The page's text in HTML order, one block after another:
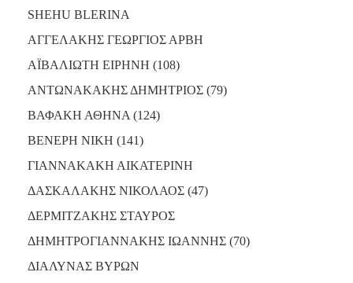
SHEHU BLERINA
ΑΓΓΕΛΑΚΗΣ ΓΕΩΡΓΙΟΣ ΑΡΒΗ
ΑΪΒΑΛΙΩΤΗ ΕΙΡΗΝΗ (108)
ΑΝΤΩΝΑΚΑΚΗΣ ΔΗΜΗΤΡΙΟΣ (79)
ΒΑΦΑΚΗ ΑΘΗΝΑ (124)
ΒΕΝΕΡΗ ΝΙΚΗ (141)
ΓΙΑΝΝΑΚΑΚΗ ΑΙΚΑΤΕΡΙΝΗ
ΔΑΣΚΑΛΑΚΗΣ ΝΙΚΟΛΑΟΣ (47)
ΔΕΡΜΙΤΖΑΚΗΣ ΣΤΑΥΡΟΣ
ΔΗΜΗΤΡΟΓΙΑΝΝΑΚΗΣ ΙΩΑΝΝΗΣ (70)
ΔΙΑΛΥΝΑΣ ΒΥΡΩΝ